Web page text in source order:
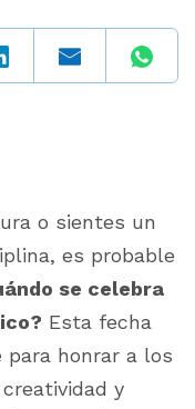
o sientes un
es probable
se celebra
Esta fecha
honrar a los
y